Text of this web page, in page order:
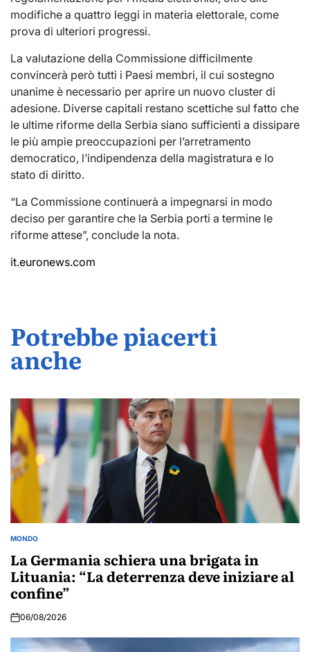
modifiche a quattro leggi in materia elettorale, come
prova di ulteriori progressi.
La valutazione della Commissione difficilmente
convincerà però tutti i Paesi membri, il cui sostegno
unanime è necessario per aprire un nuovo cluster di
adesione. Diverse capitali restano scettiche sul fatto che
le ultime riforme della Serbia siano sufficienti a dissipare
le più ampie preoccupazioni per l’arretramento
democratico, l’indipendenza della magistratura e lo
stato di diritto.
“La Commissione continuerà a impegnarsi in modo
deciso per garantire che la Serbia porti a termine le
riforme attese”, conclude la nota.
it.euronews.com
Potrebbe piacerti
anche
POSTED
MONDO
La Germania schiera una brigata in
Lituania: “La deterrenza deve iniziare al
confine”
06/08/2026